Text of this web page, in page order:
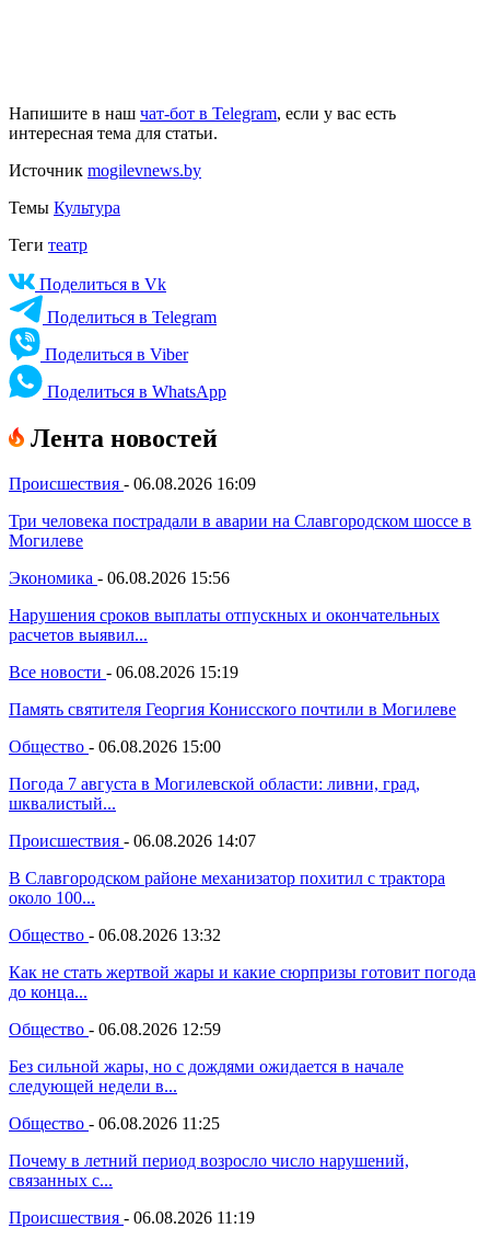
Напишите в наш чат-бот в Telegram, если у вас есть
интересная тема для статьи.
Источник mogilevnews.by
Темы Культура
Теги театр
Поделиться в Vk
Поделиться в Telegram
Поделиться в Viber
Поделиться в WhatsApp
Лента новостей
Происшествия - 06.08.2026 16:09
Три человека пострадали в аварии на Славгородском шоссе в
Могилеве
Экономика - 06.08.2026 15:56
Нарушения сроков выплаты отпускных и окончательных
расчетов выявил...
Все новости - 06.08.2026 15:19
Память святителя Георгия Конисского почтили в Могилеве
Общество - 06.08.2026 15:00
Погода 7 августа в Могилевской области: ливни, град,
шквалистый...
Происшествия - 06.08.2026 14:07
В Славгородском районе механизатор похитил с трактора
около 100...
Общество - 06.08.2026 13:32
Как не стать жертвой жары и какие сюрпризы готовит погода
до конца...
Общество - 06.08.2026 12:59
Без сильной жары, но с дождями ожидается в начале
следующей недели в...
Общество - 06.08.2026 11:25
Почему в летний период возросло число нарушений,
связанных с...
Происшествия - 06.08.2026 11:19